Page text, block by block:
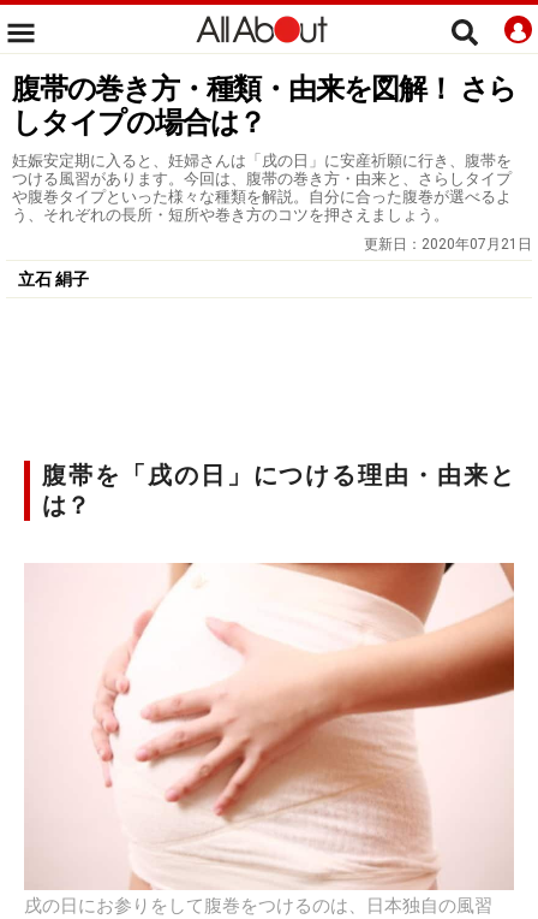
腹帯の巻き方・種類・由来を図解！ さら
しタイプの場合は？
妊娠安定期に入ると、妊婦さんは「戌の日」に安産祈願に行き、腹帯を
つける風習があります。今回は、腹帯の巻き方・由来と、さらしタイプ
や腹巻タイプといった様々な種類を解説。自分に合った腹巻が選べるよ
う、それぞれの長所・短所や巻き方のコツを押さえましょう。
更新日： 2020年07月21日
立石 絹子
腹帯を「戌の日」につける理由・由来と
は？
戌の日にお参りをして腹巻をつけるのは、日本独自の風習